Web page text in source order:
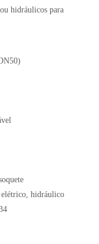
hidráulicos para
hidráulico